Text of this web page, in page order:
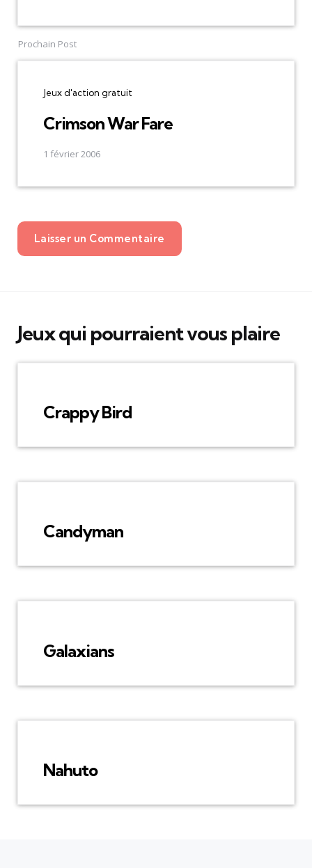
Prochain Post
Jeux d'action gratuit
Crimson War Fare
1 février 2006
Laisser un Commentaire
Jeux qui pourraient vous plaire
Crappy Bird
Candyman
Galaxians
Nahuto